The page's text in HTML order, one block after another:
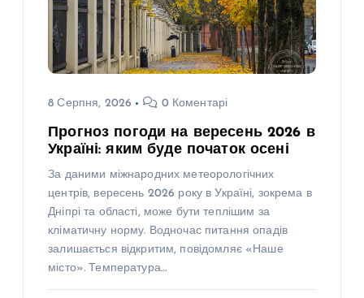
8 Серпня, 2026 0 Коментарі
Прогноз погоди на вересень 2026 в
Україні: яким буде початок осені
За даними міжнародних метеорологічних
центрів, вересень 2026 року в Україні, зокрема в
Дніпрі та області, може бути теплішим за
кліматичну норму. Водночас питання опадів
залишається відкритим, повідомляє «Наше
місто». Температура…